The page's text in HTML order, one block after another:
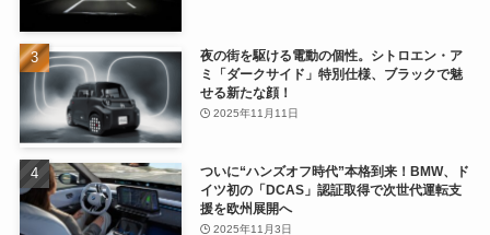
夜の街を駆ける電動の個性。シトロエン・ア
ミ「ダークサイド」特別仕様、ブラックで魅
せる新たな顔！
2025年11月11日
ついに“ハンズオフ時代”本格到来！BMW、ド
イツ初の「DCAS」認証取得で次世代運転支
援を欧州展開へ
2025年11月3日